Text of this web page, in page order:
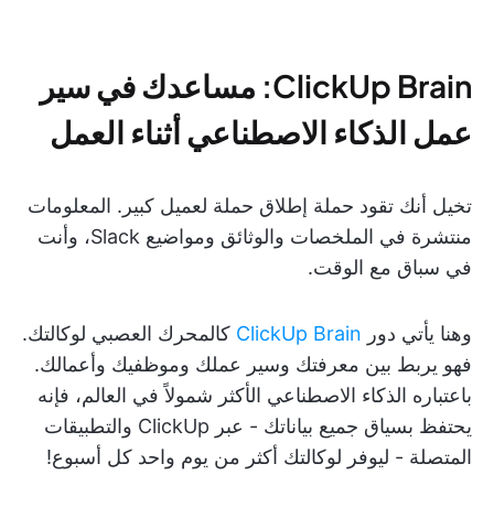
ClickUp Brain: مساعدك في سير
عمل الذكاء الاصطناعي أثناء العمل
تخيل أنك تقود حملة إطلاق حملة لعميل كبير. المعلومات
منتشرة في الملخصات والوثائق ومواضيع Slack، وأنت
في سباق مع الوقت.
وهنا يأتي دور ClickUp Brain كالمحرك العصبي لوكالتك.
فهو يربط بين معرفتك وسير عملك وموظفيك وأعمالك.
باعتباره الذكاء الاصطناعي الأكثر شمولاً في العالم، فإنه
يحتفظ بسياق جميع بياناتك - عبر ClickUp والتطبيقات
المتصلة - ليوفر لوكالتك أكثر من يوم واحد كل أسبوع!